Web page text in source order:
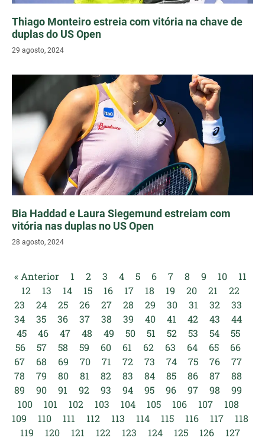
Thiago Monteiro estreia com vitória na chave de
duplas do US Open
29 agosto, 2024
Bia Haddad e Laura Siegemund estreiam com
vitória nas duplas no US Open
28 agosto, 2024
« Anterior 1 2 3 4 5 6 7 8 9 10
11
12
13 14 15 16 17 18 19 20 21
22
23
24 25 26 27 28 29 30 31 32
33
34
35 36 37 38 39 40 41 42 43
44
45
46 47 48 49 50 51 52 53 54
55
56
57 58 59 60 61 62 63 64 65
66
67
68 69 70 71 72 73 74 75 76
77
78
79 80 81 82 83 84 85 86 87
88
89
90 91 92 93 94 95 96 97 98
99
100
101 102 103 104 105 106 107
108
109
110 111 112 113 114 115 116 117
118
119
120 121 122 123 124 125 126
127